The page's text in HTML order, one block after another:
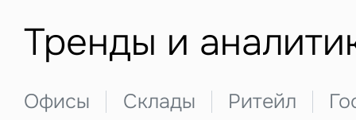
Тренды и
Офисы Склады Ритейл Это
Заполните